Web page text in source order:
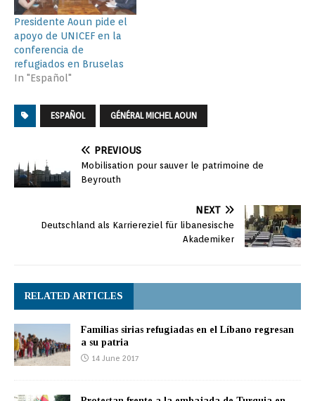
Presidente Aoun pide el
apoyo de UNICEF en la
conferencia de
refugiados en Bruselas
In "Español"
ESPAÑOL GÉNÉRAL MICHEL AOUN
PREVIOUS
Mobilisation pour sauver le patrimoine de
Beyrouth
NEXT
Deutschland als Karriereziel für libanesische
Akademiker
RELATED ARTICLES
Familias sirias refugiadas en el Líbano regresan
a su patria
14 June 2017